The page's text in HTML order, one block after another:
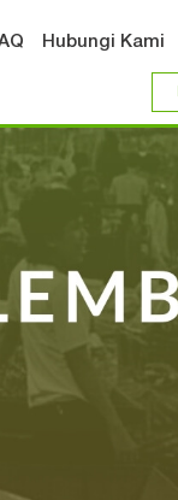
Hubungi Kami